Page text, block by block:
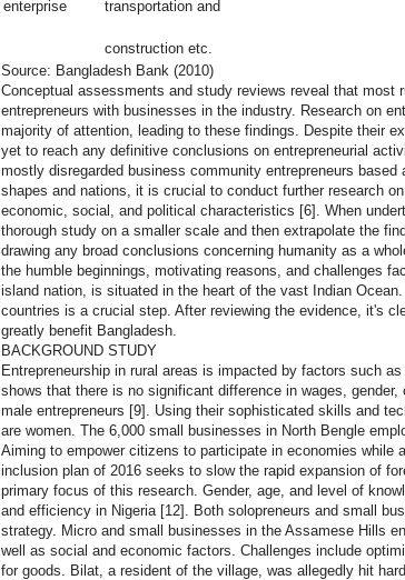
enterprise
transportation and
construction etc.
Source: Bangladesh Bank (2010)
Conceptual assessments and study reviews reveal that most
entrepreneurs with businesses in the industry. Research on
majority of attention, leading to these findings. Despite their
yet to reach any definitive conclusions on entrepreneurial
mostly disregarded business community entrepreneurs
shapes and nations, it is crucial to conduct further research
economic, social, and political characteristics [6]. When
thorough study on a smaller scale and then extrapolate the
drawing any broad conclusions concerning humanity as a
the humble beginnings, motivating reasons, and challenges
island nation, is situated in the heart of the vast Indian
countries is a crucial step. After reviewing the evidence, it's
greatly benefit Bangladesh.
BACKGROUND STUDY
Entrepreneurship in rural areas is impacted by factors such
shows that there is no significant difference in wages,
male entrepreneurs [9]. Using their sophisticated skills and
are women. The 6,000 small businesses in North Bengle
Aiming to empower citizens to participate in economies
inclusion plan of 2016 seeks to slow the rapid expansion of
primary focus of this research. Gender, age, and level of
and efficiency in Nigeria [12]. Both solopreneurs and small
strategy. Micro and small businesses in the Assamese Hills
well as social and economic factors. Challenges include
for goods. Bilat, a resident of the village, was allegedly hit